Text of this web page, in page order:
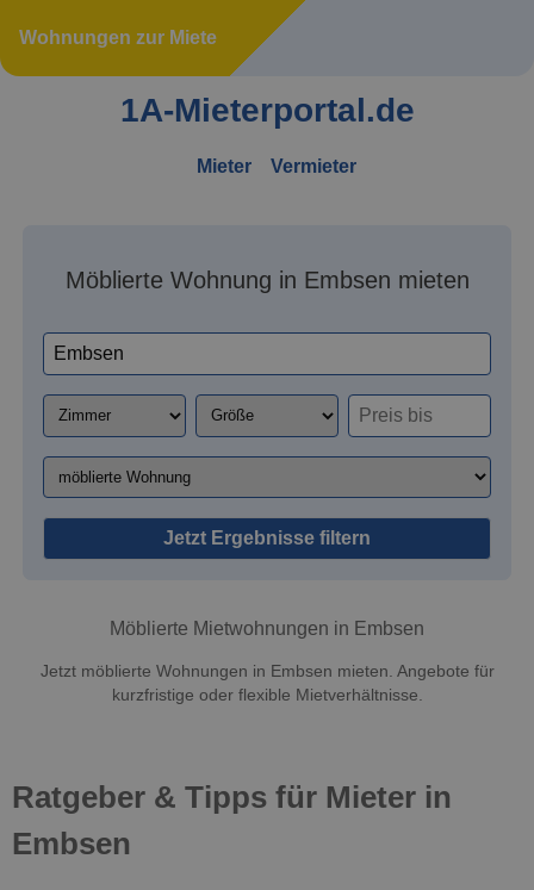
Wohnungen zur Miete
1A-Mieterportal.de
Mieter Vermieter
Möblierte Wohnung in Embsen mieten
Jetzt Ergebnisse filtern
Möblierte Mietwohnungen in Embsen
Jetzt möblierte Wohnungen in Embsen mieten. Angebote für
kurzfristige oder flexible Mietverhältnisse.
Ratgeber & Tipps für Mieter in
Embsen